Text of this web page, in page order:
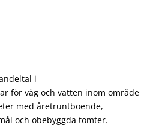
i
för väg och vatten inom område
med åretruntboende,
och obebyggda tomter.